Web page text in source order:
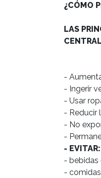
¿CÓMO
LAS
-
- Ingerir
- Usar
- Reducir
- No
- EVITAR:
- bebidas
-